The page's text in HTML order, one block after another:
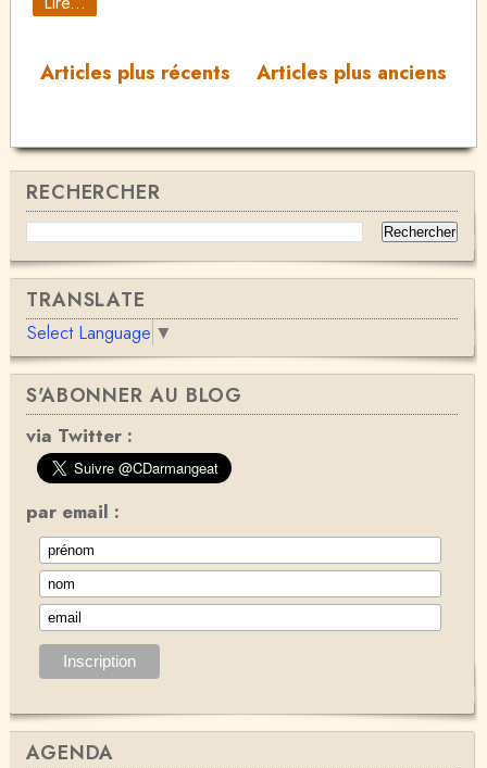
Articles plus récents Articles plus anciens
RECHERCHER
TRANSLATE
Select Language ▼
S'ABONNER AU BLOG
via Twitter :
par email :
AGENDA